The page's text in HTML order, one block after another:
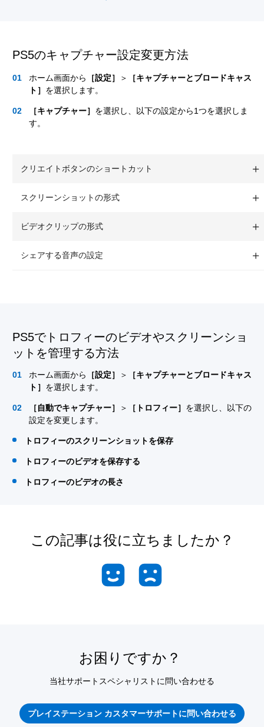
PS5のキャプチャー設定変更方法
ホーム画面から ［設定］ ＞
［キャプチャーとブロードキャス
ト］ を選択します。
［キャプチャー］ を選択し、以下の設定から1つを選択しま
す。
クリエイトボタンのショートカット
スクリーンショットの形式
ビデオクリップの形式
シェアする音声の設定
PS5でトロフィーのビデオやスクリーンショ
ットを管理する方法
ホーム画面から ［設定］ ＞
［キャプチャーとブロードキャス
ト］ を選択します。
［自動でキャプチャー］ ＞ ［トロフィー］ を選択し、以下の
設定を変更します。
トロフィーのスクリーンショットを保存
トロフィーのビデオを保存する
トロフィーのビデオの長さ
この記事は役に立ちましたか？
お困りですか？
当社サポートスペシャリストに問い合わせる
プレイステーション カスタマーサポートに問い合わせる